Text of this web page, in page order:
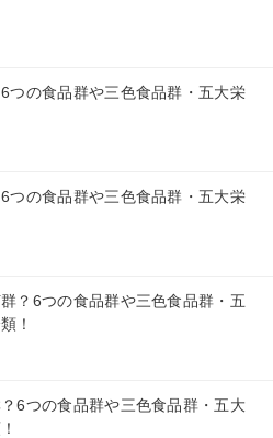
つの食品群や三色食品群・五大栄
つの食品群や三色食品群・五大栄
？6つの食品群や三色食品群・五
！
6つの食品群や三色食品群・五大